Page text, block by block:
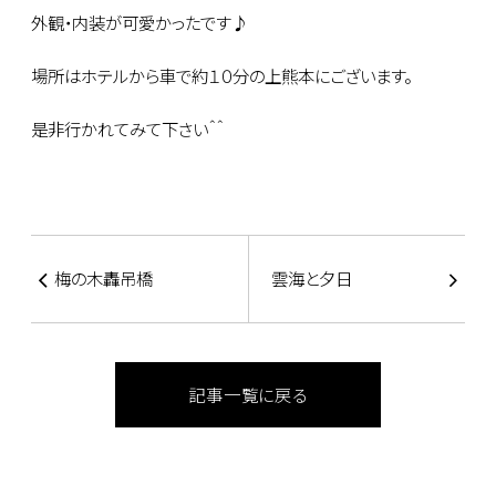
外観・内装が可愛かったです♪
場所はホテルから車で約１０分の上熊本にございます。
是非行かれてみて下さい＾＾
梅の木轟吊橋 雲海と夕日
記事一覧に戻る